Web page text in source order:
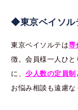
◆東京ベイソル
東京ベイソルテは専
徴。会員様一人ひ
に、少人数の定員制
お悩み相談も遠慮な